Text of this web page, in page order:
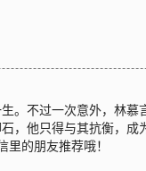
。不过一次意外，林
，他只得与其抗衡，成
的朋友推荐哦！